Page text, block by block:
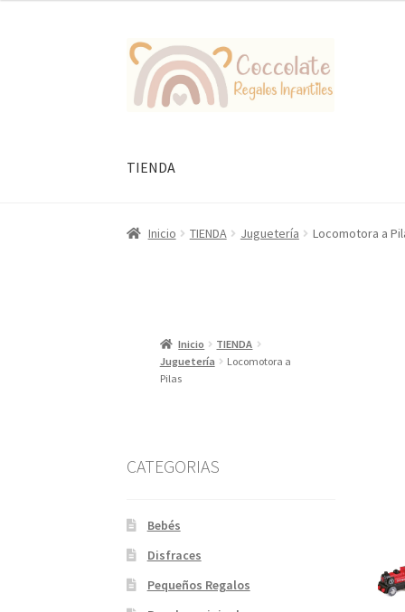
Ir
la
Ir
al
contenido
TIENDA
Inicio TIENDA Juguetería Locomotora a
Inicio
TIENDA
Juguetería
Locomotora a
Pilas
CATEGORIAS
Bebés
Disfraces
Pequeños Regalos